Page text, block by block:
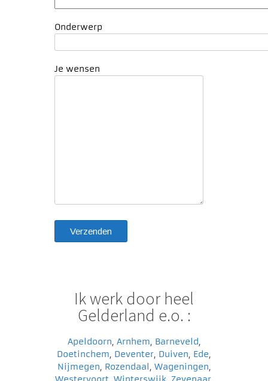
Onderwerp
Je wensen
Ik werk door heel
Gelderland e.o. :
Apeldoorn, Arnhem, Barneveld,
Doetinchem, Deventer, Duiven, Ede,
Nijmegen, Rozendaal, Wageningen,